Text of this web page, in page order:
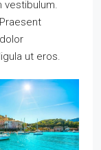
vestibulum.
ut eros.